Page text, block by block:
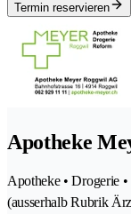
Termin reservieren
Apotheke
Apotheke • Drogerie
(ausserhalb Rubrik